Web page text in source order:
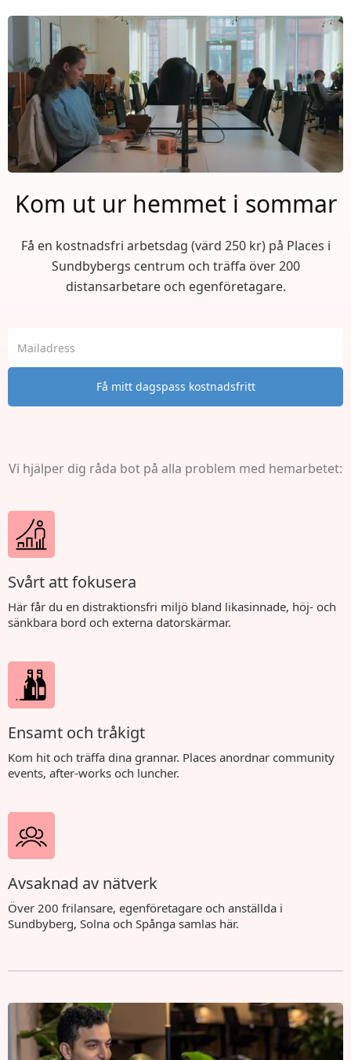
Kom ut ur hemmet i sommar
Få en kostnadsfri arbetsdag (värd 250 kr) på Places i
Sundbybergs centrum och träffa över 200
distansarbetare och egenföretagare.
Vi hjälper dig råda bot på alla problem med hemarbetet:
Svårt att fokusera
Här får du en distraktionsfri miljö bland likasinnade, höj- och
sänkbara bord och externa datorskärmar.
Ensamt och tråkigt
Kom hit och träffa dina grannar. Places anordnar community
events, after-works och luncher.
Avsaknad av nätverk
Över 200 frilansare, egenföretagare och anställda i
Sundbyberg, Solna och Spånga samlas här.